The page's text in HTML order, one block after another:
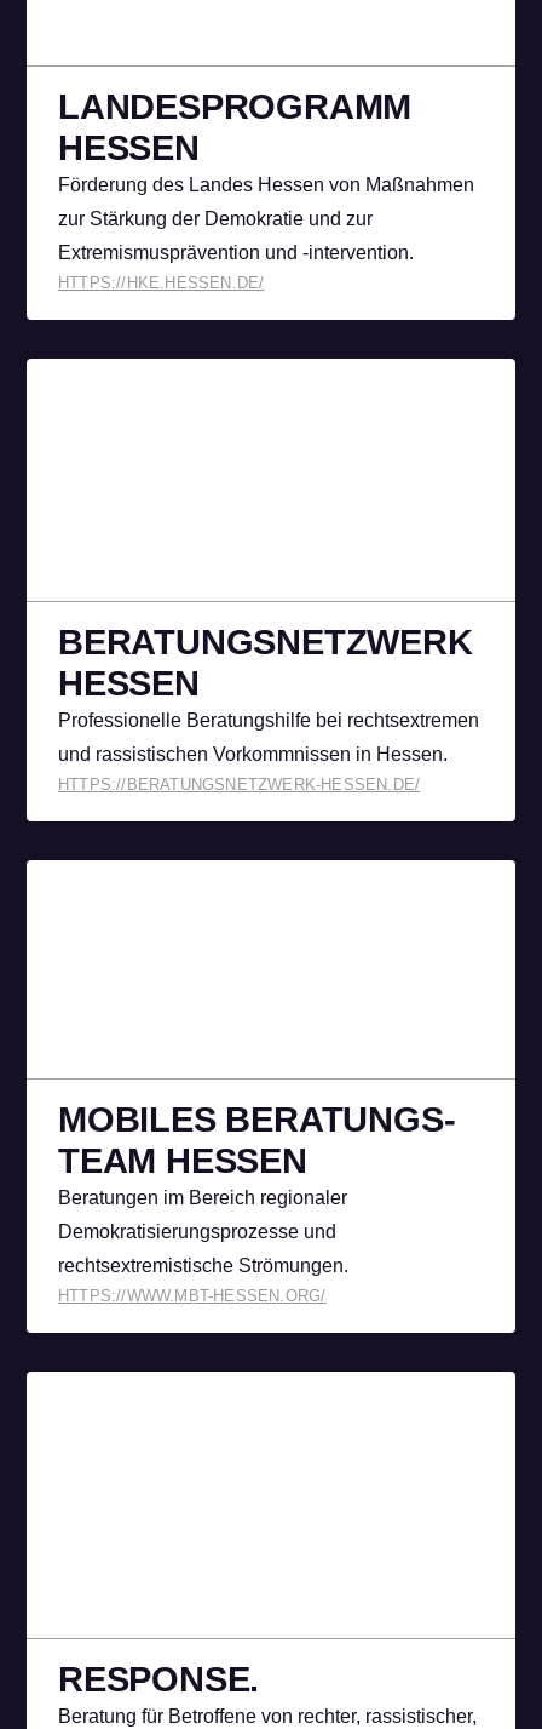
LANDES­PROGRAMM
HESSEN
Förderung des Landes Hessen von Maßnahmen
zur Stärkung der Demokratie und zur
Extremismusprävention und -intervention.
HTTPS://HKE.HESSEN.DE/
BERATUNGS­NETZWERK
HESSEN
Professionelle Beratungshilfe bei rechtsextremen
und rassistischen Vorkommnissen in Hessen.
HTTPS://BERATUNGSNETZWERK-HESSEN.DE/
MOBILES BERATUNGS­
TEAM HESSEN
Beratungen im Bereich regionaler
Demokratisierungsprozesse und
rechtsextremistische Strömungen.
HTTPS://WWW.MBT-HESSEN.ORG/
RESPONSE.
Beratung für Betroffene von rechter, rassistischer,